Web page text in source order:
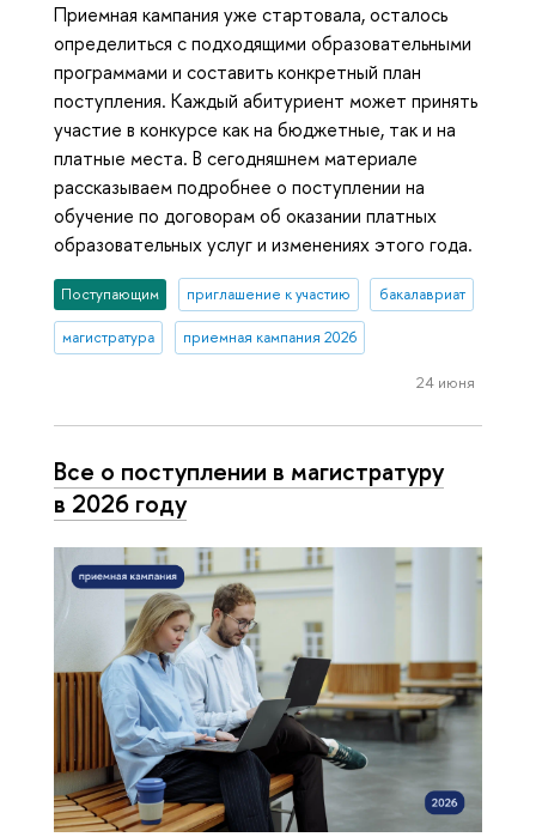
Приемная кампания уже стартовала, осталось
определиться с подходящими образовательными
программами и составить конкретный план
поступления. Каждый абитуриент может принять
участие в конкурсе как на бюджетные, так и на
платные места. В сегодняшнем материале
рассказываем подробнее о поступлении на
обучение по договорам об оказании платных
образовательных услуг и изменениях этого года.
Поступающим приглашение к участию бакалавриат
магистратура приемная кампания 2026
24 июня
Все о поступлении в магистратуру
в 2026 году